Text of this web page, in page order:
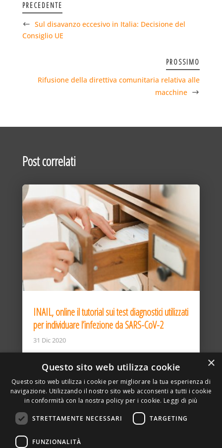
PRECEDENTE
Sul disavanzo eccesivo in Italia: Decisione del
Consiglio UE
PROSSIMO
Rifusione della direttiva comunitaria relativa alle
macchine
Post correlati
INAIL, online il tutorial sui test diagnostici utilizzati
per individuare l’infezione da SARS-CoV-2
31 Dic 2020
DELLA TORRE, 15 – 20127 – MILANO – P. IVA
×
Questo sito web utilizza cookie
Questo sito web utilizza i cookie per migliorare la tua esperienza di
navigazione. Utilizzando il nostro sito web acconsenti a tutti i cookie
in conformità con la nostra policy per i cookie. Leggi di più
STRETTAMENTE NECESSARI TARGETING
FUNZIONALITÀ